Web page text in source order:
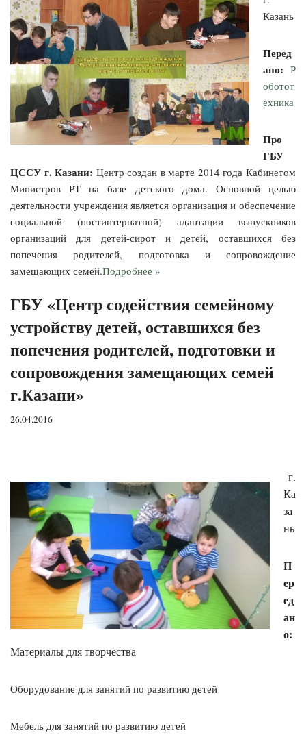
Казань
Перед
ано: Р
оботот
ехника
Про
ГБУ
ЦССУ г. Казани: Центр создан в марте 2014 года Кабинетом
Министров РТ на базе детского дома. Основной целью
деятельности учреждения является организация и обеспечение
социальной (постинтернатной) адаптации выпускников
организаций для детей-сирот и детей, оставшихся без
попечения родителей, подготовка и сопровождение
замещающих семей.Подробнее »
ГБУ «Центр содействия семейному
устройству детей, оставшихся без
попечения родителей, подготовки и
сопровождения замещающих семей
г.Казани»
26.04.2016
г.
Ка
за
нь
П
ер
ед
ан
о:
Материалы для творчества
Оборудование для занятий по развитию детей
Мебель для занятий по развитию детей